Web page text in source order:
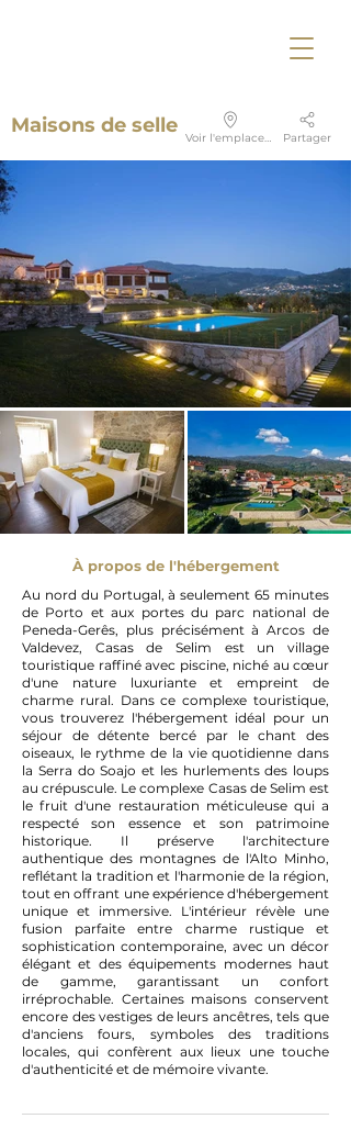
Maisons de selle Partager
À propos de l'hébergement
Au nord du Portugal, à seulement 65 minutes
de Porto et aux portes du parc national de
Peneda-Gerês, plus précisément à Arcos de
Valdevez, Casas de Selim est un village
touristique raffiné avec piscine, niché au cœur
d'une nature luxuriante et empreint de
charme rural. Dans ce complexe touristique,
vous trouverez l'hébergement idéal pour un
séjour de détente bercé par le chant des
oiseaux, le rythme de la vie quotidienne dans
la Serra do Soajo et les hurlements des loups
au crépuscule. Le complexe Casas de Selim est
le fruit d'une restauration méticuleuse qui a
respecté son essence et son patrimoine
historique. Il préserve l'architecture
authentique des montagnes de l'Alto Minho,
reflétant la tradition et l'harmonie de la région,
tout en offrant une expérience d'hébergement
unique et immersive. L'intérieur révèle une
fusion parfaite entre charme rustique et
sophistication contemporaine, avec un décor
élégant et des équipements modernes haut
de gamme, garantissant un confort
irréprochable. Certaines maisons conservent
encore des vestiges de leurs ancêtres, tels que
d'anciens fours, symboles des traditions
locales, qui confèrent aux lieux une touche
d'authenticité et de mémoire vivante.